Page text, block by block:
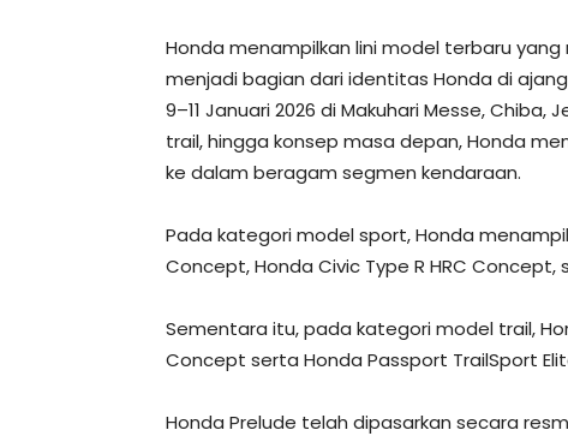
Honda menampilkan lini model terbaru
menjadi bagian dari identitas Honda di
9–11 Januari 2026 di Makuhari Messe,
trail, hingga konsep masa depan, Honda
ke dalam beragam segmen kendaraan.
Pada kategori model sport, Honda
Concept, Honda Civic Type R HRC Concept,
Sementara itu, pada kategori model trail,
Concept serta Honda Passport TrailSport
Honda Prelude telah dipasarkan secara